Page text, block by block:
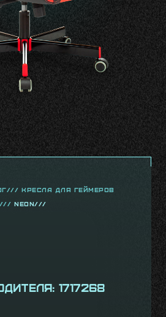
Кресла для геймеров
Neon///
1717268